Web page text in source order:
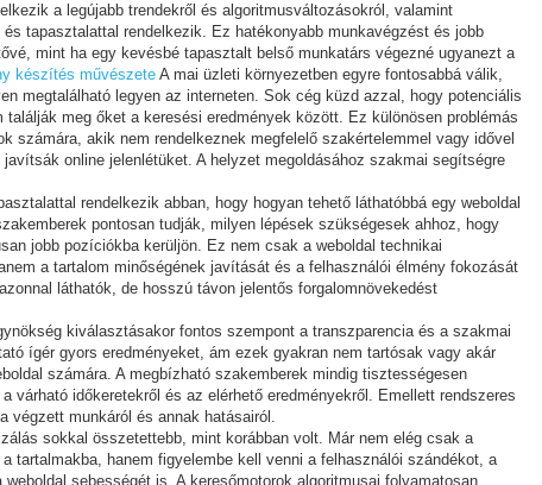
a legújabb trendekről és algoritmusváltozásokról, valamint
tapasztalattal rendelkezik. Ez hatékonyabb munkavégzést és jobb
mint ha egy kevésbé tapasztalt belső munkatárs végezné ugyanezt a
készítés művészete A mai üzleti környezetben egyre fontosabbá válik,
megtalálható legyen az interneten. Sok cég küzd azzal, hogy potenciális
találják meg őket a keresési eredmények között. Ez különösen problémás
számára, akik nem rendelkeznek megfelelő szakértelemmel vagy idővel
online jelenlétüket. A helyzet megoldásához szakmai segítségre
rendelkezik abban, hogy hogyan tehető láthatóbbá egy weboldal
pontosan tudják, milyen lépések szükségesek ahhoz, hogy
jobb pozíciókba kerüljön. Ez nem csak a weboldal technikai
a tartalom minőségének javítását és a felhasználói élmény fokozását
láthatók, de hosszú távon jelentős forgalomnövekedést
kiválasztásakor fontos szempont a transzparencia és a szakmai
ígér gyors eredményeket, ám ezek gyakran nem tartósak vagy akár
számára. A megbízható szakemberek mindig tisztességesen
várható időkeretekről és az elérhető eredményekről. Emellett rendszeres
végzett munkáról és annak hatásairól.
sokkal összetettebb, mint korábban volt. Már nem elég csak a
tartalmakba, hanem figyelembe kell venni a felhasználói szándékot, a
sebességét is. A keresőmotorok algoritmusai folyamatosan